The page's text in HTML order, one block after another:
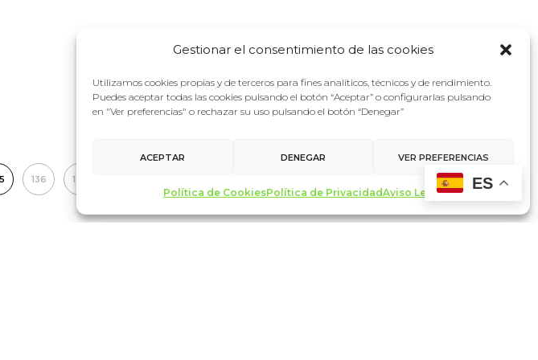
Gestionar el consentimiento de las cookies
Utilizamos cookies propias y de terceros para fines analíticos, técnicos y de rendimiento.
Puedes aceptar todas las cookies pulsando el botón “Aceptar” o configurarlas pulsando
en "Ver preferencias" o rechazar su uso pulsando el botón “Denegar”
ACEPTAR DENEGAR VER PREFERENCIAS
Política de CookiesPolítica de PrivacidadAviso Legal
136 137 ES